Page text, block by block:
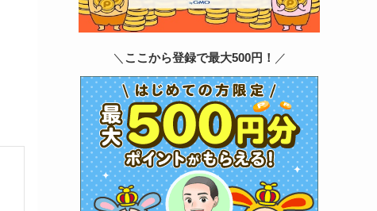
＼ ここから登録で最大500円！ ／